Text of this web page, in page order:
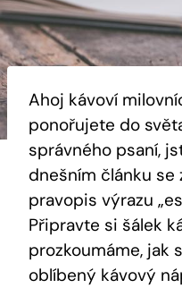
Ahoj kávoví
ponořujete do
správného psaní,
dnešním článku se
pravopis výrazu
Připravte si šálek
prozkoumáme, jak
oblíbený kávový